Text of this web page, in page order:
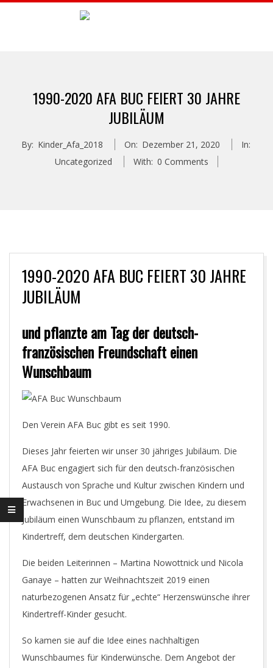
B
1990-2020 AFA BUC FEIERT 30 JAHRE
JUBILÄUM
By: Kinder_Afa_2018 On: Dezember 21, 2020
In:
Uncategorized
With: 0 Comments
1990-2020 AFA BUC FEIERT 30 JAHRE
JUBILÄUM
und pflanzte am Tag der deutsch-
französischen Freundschaft einen
Wunschbaum
Den Verein AFA Buc gibt es seit 1990.
Dieses Jahr feierten wir unser 30 jähriges Jubiläum. Die
AFA Buc engagiert sich für den deutsch-französischen
Austausch von Sprache und Kultur zwischen Kindern und
Erwachsenen in Buc und Umgebung. Die Idee, zu diesem
Jubiläum einen Wunschbaum zu pflanzen, entstand im
Kindertreff, dem deutschen Kindergarten.
Die beiden Leiterinnen – Martina Nowottnick und Nicola
Ganaye – hatten zur Weihnachtszeit 2019 einen
naturbezogenen Ansatz für „echte“ Herzenswünsche ihrer
Kindertreff-Kinder gesucht.
So kamen sie auf die Idee eines nachhaltigen
Wunschbaumes für Kinderwünsche. Dem Angebot der